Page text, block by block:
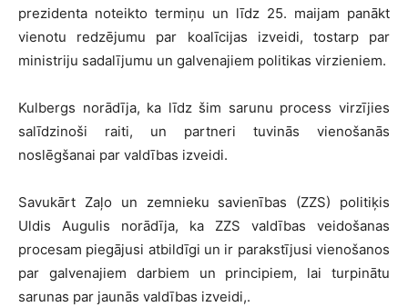
prezidenta noteikto termiņu un līdz 25. maijam panākt
vienotu redzējumu par koalīcijas izveidi, tostarp par
ministriju sadalījumu un galvenajiem politikas virzieniem.
Kulbergs norādīja, ka līdz šim sarunu process virzījies
salīdzinoši raiti, un partneri tuvinās vienošanās
noslēgšanai par valdības izveidi.
Savukārt Zaļo un zemnieku savienības (ZZS) politiķis
Uldis Augulis norādīja, ka ZZS valdības veidošanas
procesam piegājusi atbildīgi un ir parakstījusi vienošanos
par galvenajiem darbiem un principiem, lai turpinātu
sarunas par jaunās valdības izveidi,.